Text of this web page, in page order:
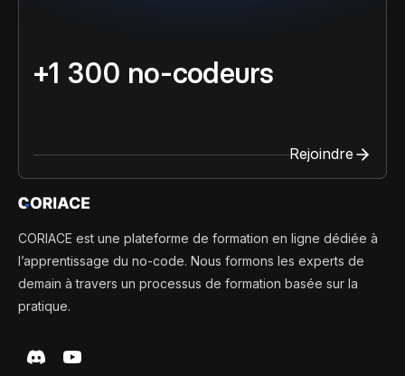
+1 300 no-codeurs
Rejoindre
CORIACE est une plateforme de formation en ligne dédiée à
l’apprentissage du no-code. Nous formons les experts de
demain à travers un processus de formation basée sur la
pratique.